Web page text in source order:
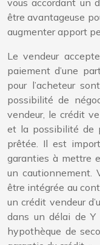
vous accordant un
être avantageuse
augmenter apport
Le vendeur
paiement d’une
pour l’acheteur
possibilité de
vendeur, le crédit
et la possibilité de
prêtée. Il est
garanties à mettre
un cautionnement.
être intégrée au
un crédit vendeur
dans un délai de Y
hypothèque de